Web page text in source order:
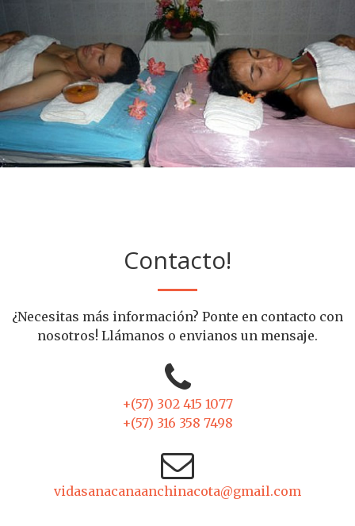
Contacto!
¿Necesitas más información? Ponte en contacto con
nosotros! Llámanos o envianos un mensaje.
+(57) 302 415 1077
+(57) 316 358 7498
vidasanacanaanchinacota@gmail.com